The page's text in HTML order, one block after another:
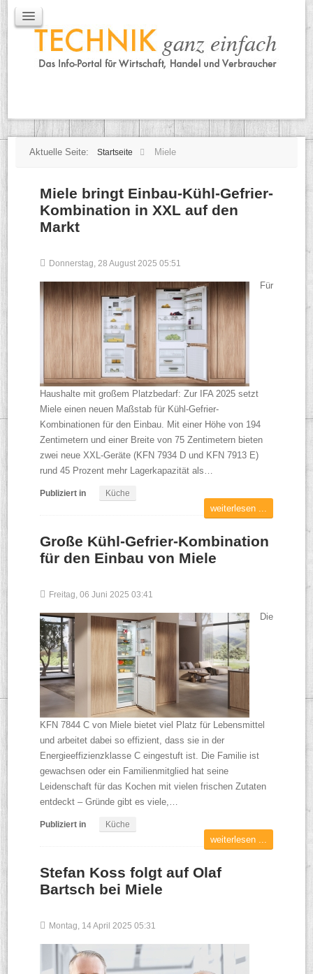
Mobile
IT
TK
Aktuelle Seite: Startseite Miele
Miele bringt Einbau-Kühl-Gefrier-
Kombination in XXL auf den
Markt
Donnerstag, 28 August 2025 05:51
Für
Haushalte mit großem Platzbedarf: Zur IFA 2025 setzt
Miele einen neuen Maßstab für Kühl-Gefrier-
Kombinationen für den Einbau. Mit einer Höhe von 194
Zentimetern und einer Breite von 75 Zentimetern bieten
zwei neue XXL-Geräte (KFN 7934 D und KFN 7913 E)
rund 45 Prozent mehr Lagerkapazität als…
Publiziert in Küche
weiterlesen ...
Große Kühl-Gefrier-Kombination
für den Einbau von Miele
Freitag, 06 Juni 2025 03:41
Die
KFN 7844 C von Miele bietet viel Platz für Lebensmittel
und arbeitet dabei so effizient, dass sie in der
Energieeffizienzklasse C eingestuft ist. Die Familie ist
gewachsen oder ein Familienmitglied hat seine
Leidenschaft für das Kochen mit vielen frischen Zutaten
entdeckt – Gründe gibt es viele,…
Publiziert in Küche
weiterlesen ...
Stefan Koss folgt auf Olaf
Bartsch bei Miele
Montag, 14 April 2025 05:31